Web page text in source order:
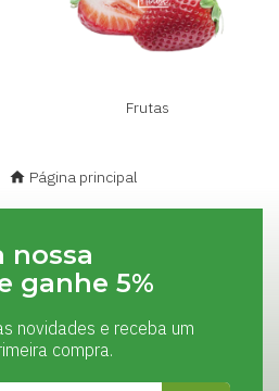
Frutas
 Página principal
nossa
ganhe 5%
novidades e receba um
compra.